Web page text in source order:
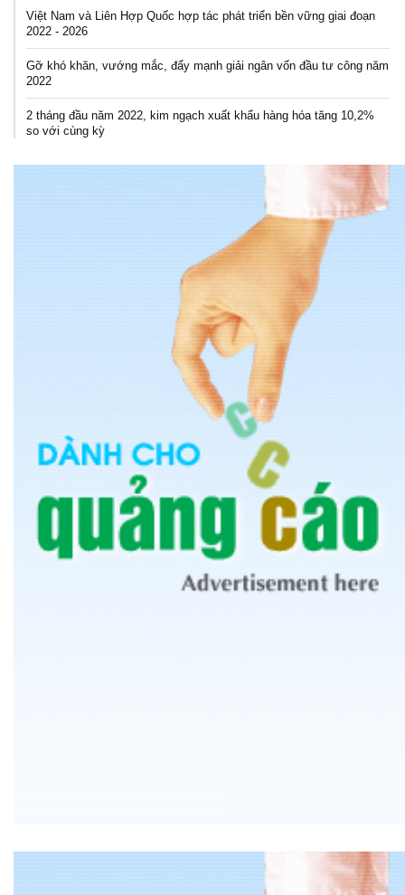
Việt Nam và Liên Hợp Quốc hợp tác phát triển bền vững giai đoạn
2022 - 2026
Gỡ khó khăn, vướng mắc, đẩy mạnh giải ngân vốn đầu tư công năm
2022
2 tháng đầu năm 2022, kim ngạch xuất khẩu hàng hóa tăng 10,2%
so với cùng kỳ